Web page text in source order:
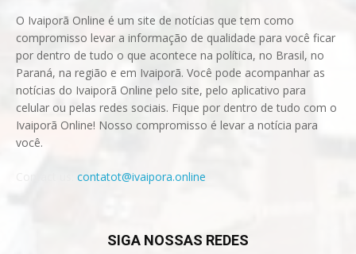
O Ivaiporã Online é um site de notícias que tem como
compromisso levar a informação de qualidade para você ficar
por dentro de tudo o que acontece na política, no Brasil, no
Paraná, na região e em Ivaiporã. Você pode acompanhar as
notícias do Ivaiporã Online pelo site, pelo aplicativo para
celular ou pelas redes sociais. Fique por dentro de tudo com o
Ivaiporã Online! Nosso compromisso é levar a notícia para
você.
contatot@ivaipora.online
SIGA NOSSAS REDES